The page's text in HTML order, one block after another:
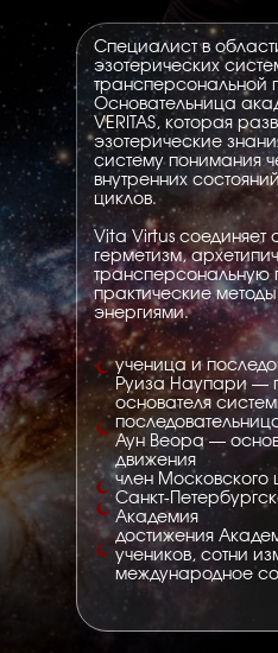
Специалист в
эзотерических
трансперсональной
Основательница
VERITAS, которая
эзотерические
систему понимания
внутренних
циклов.
Vita Virtus соединяет
герметизм,
трансперсональную
практические
энергиями.
ученица и
Руиза Наупари —
основателя
Аун Веора —
движения
член Московского
Санкт-
Академия
достижения
учеников, сотни
международное